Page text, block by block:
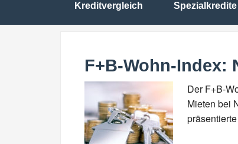
Kreditvergleich Spezialkredite
F+B-Wohn-Index:
Der F+B-
Mieten bei